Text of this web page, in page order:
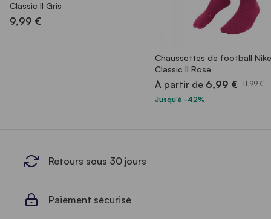
Classic II Gris
9,99 €
Chaussettes de football Nike
Classic II Rose
À partir de 6,99 € 11,99 €
Jusqu'à -42%
Retours sous 30 jours
Paiement sécurisé